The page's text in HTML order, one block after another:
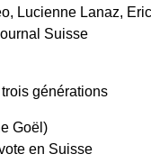
Lucienne Lanaz,
Suisse
générations
Goël)
en Suisse